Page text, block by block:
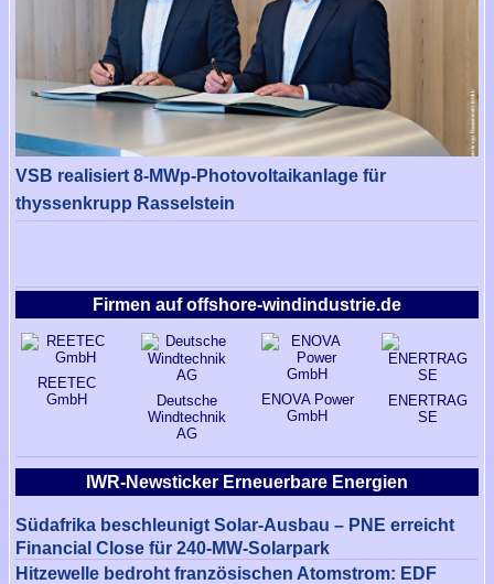
IWR-Newsticker Erneuerbare Energien
Südafrika beschleunigt Solar-Ausbau – PNE erreicht
Financial Close für 240-MW-Solarpark
Hitzewelle bedroht französischen Atomstrom: EDF
VSB realisiert 8-MWp-Photovoltaikanlage für
thyssenkrupp Rasselstein
Firmen auf offshore-windindustrie.de
REETEC
GmbH
Deutsche
Windtechnik
AG
ENOVA Power
GmbH
ENERTRAG
SE